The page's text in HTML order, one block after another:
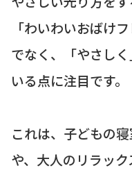
「わいわいおばけ
でなく、「やさし
いる点に注目です。
これは、子どもの
や、大人のリラック